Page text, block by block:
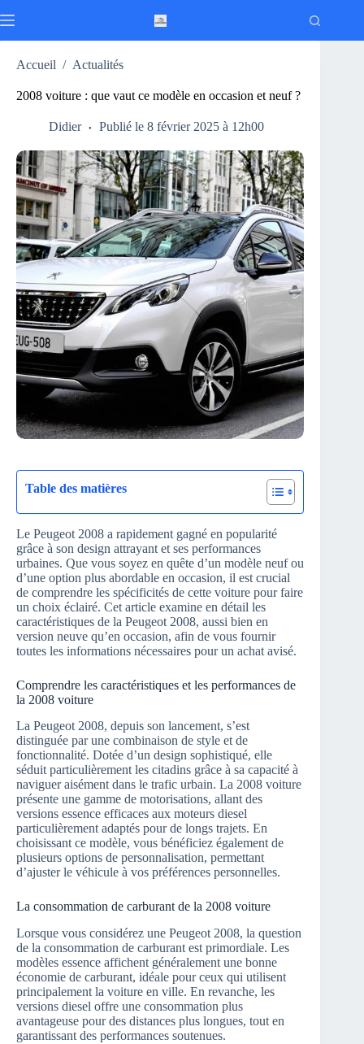
au
Accueil / Actualités
2008 voiture : que vaut ce modèle en occasion et neuf ?
Didier Publié le 8 février 2025 à 12h00
Table des matières
Le Peugeot 2008 a rapidement gagné en popularité
grâce à son design attrayant et ses performances
urbaines. Que vous soyez en quête d’un modèle neuf ou
d’une option plus abordable en occasion, il est crucial
de comprendre les spécificités de cette voiture pour faire
un choix éclairé. Cet article examine en détail les
caractéristiques de la Peugeot 2008, aussi bien en
version neuve qu’en occasion, afin de vous fournir
toutes les informations nécessaires pour un achat avisé.
Comprendre les caractéristiques et les performances de
la 2008 voiture
La Peugeot 2008, depuis son lancement, s’est
distinguée par une combinaison de style et de
fonctionnalité. Dotée d’un design sophistiqué, elle
séduit particulièrement les citadins grâce à sa capacité à
naviguer aisément dans le trafic urbain. La 2008 voiture
présente une gamme de motorisations, allant des
versions essence efficaces aux moteurs diesel
particulièrement adaptés pour de longs trajets. En
choisissant ce modèle, vous bénéficiez également de
plusieurs options de personnalisation, permettant
d’ajuster le véhicule à vos préférences personnelles.
La consommation de carburant de la 2008 voiture
Lorsque vous considérez une Peugeot 2008, la question
de la consommation de carburant est primordiale. Les
modèles essence affichent généralement une bonne
économie de carburant, idéale pour ceux qui utilisent
principalement la voiture en ville. En revanche, les
versions diesel offre une consommation plus
avantageuse pour des distances plus longues, tout en
garantissant des performances soutenues.